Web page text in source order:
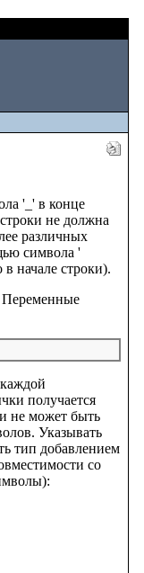
'_' в конце
не должна
различных
символа '
начале строки).
Переменные
получается
не может быть
Указывать
тип добавлением
со